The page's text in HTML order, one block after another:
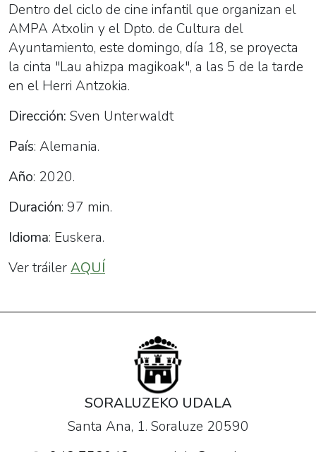
Dentro del ciclo de cine infantil que organizan el
AMPA Atxolin y el Dpto. de Cultura del
Ayuntamiento, este domingo, día 18, se proyecta
la cinta "Lau ahizpa magikoak", a las 5 de la tarde
en el Herri Antzokia.
Dirección: Sven Unterwaldt
País: Alemania.
Año: 2020.
Duración: 97 min.
Idioma: Euskera.
Ver tráilerAQUÍ
SORALUZEKO UDALA
Santa Ana, 1. Soraluze 20590